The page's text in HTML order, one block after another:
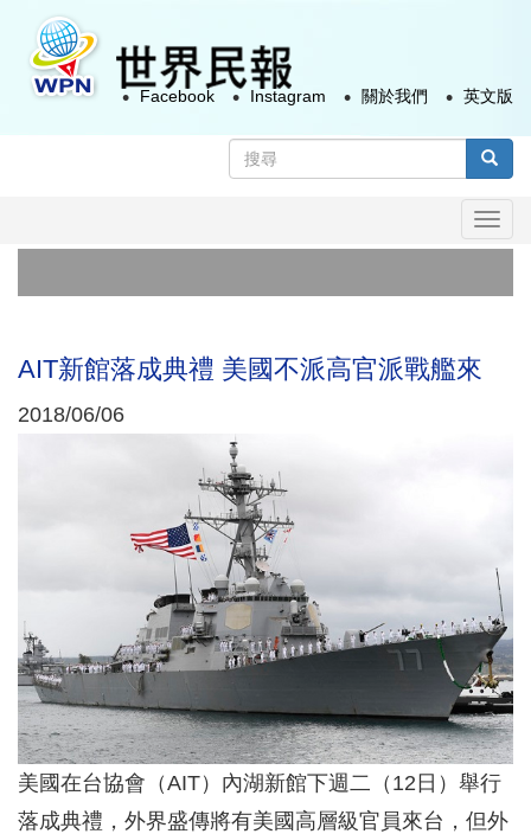
容
搜
尋
Facebook Instagram 關於我們 英文版
AIT新館落成典禮 美國不派高官派戰艦來
2018/06/06
美國在台協會（AIT）內湖新館下週二（12日）舉行
落成典禮，外界盛傳將有美國高層級官員來台，但外